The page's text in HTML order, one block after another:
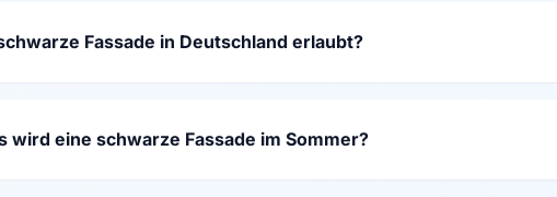
Fassade in Deutschland erlaubt?
wird eine schwarze Fassade im Sommer?